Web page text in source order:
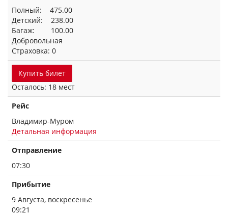
Полный: 475.00
Детский: 238.00
Багаж: 100.00
Добровольная
Страховка: 0
Купить билет
Осталось: 18 мест
Рейс
Владимир-Муром
Детальная информация
Отправление
07:30
Прибытие
9 Августа, воскресенье
09:21